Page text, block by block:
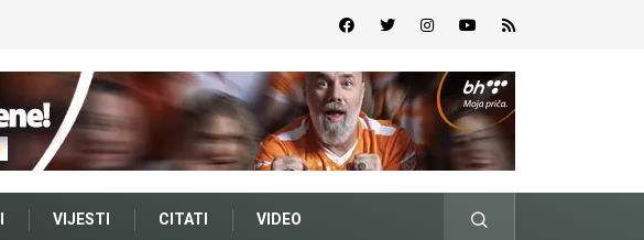
VIJESTI CITATI VIDEO